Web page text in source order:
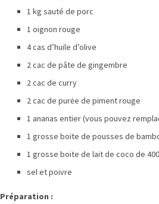
1 kg sauté de porc
1 oignon rouge
4 cas d’huile d’olive
2 cac de pâte de gingembre
2 cac de curry
2 cac de purėe de piment rouge
1 ananas entier (vous pouvez
1 grosse boite de pousses de
1 grosse boite de lait de coco de
sel et poivre
Préparation :